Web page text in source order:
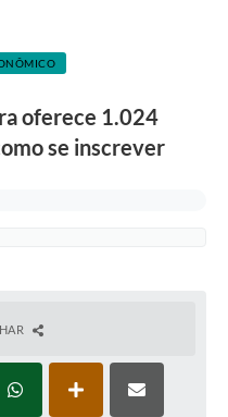
oferece 1.024
se inscrever